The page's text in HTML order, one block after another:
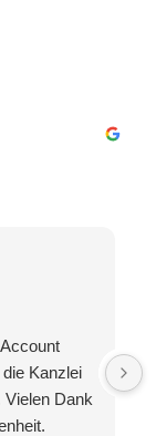
Kanzlei
Dank